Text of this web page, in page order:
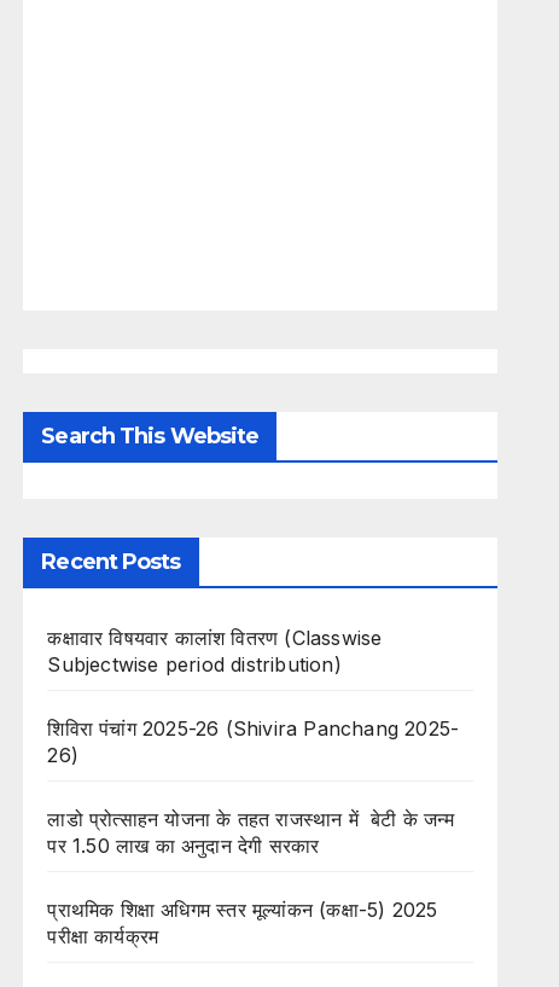
Search This Website
Recent Posts
कक्षावार विषयवार कालांश वितरण (Classwise
Subjectwise period distribution)
शिविरा पंचांग 2025-26 (Shivira Panchang 2025-
26)
लाडो प्रोत्साहन योजना के तहत राजस्थान में बेटी के जन्म
पर 1.50 लाख का अनुदान देगी सरकार
प्राथमिक शिक्षा अधिगम स्तर मूल्यांकन (कक्षा-5) 2025
परीक्षा कार्यक्रम